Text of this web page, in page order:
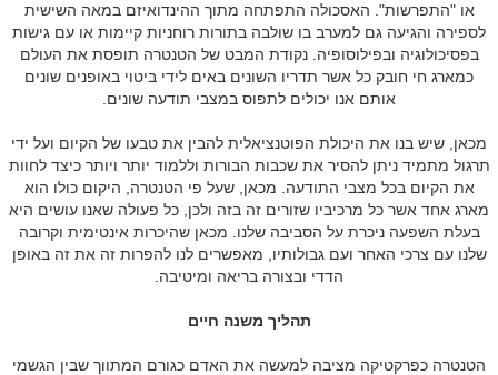
או "התפרשות". האסכולה התפתחה מתוך ההינדואיזם במאה השישית
לספירה והגיעה גם למערב בו שולבה בתורות רוחניות קיימות או עם גישות
בפסיכולוגיה ובפילוסופיה. נקודת המבט של הטנטרה תופסת את העולם
כמארג חי חובק כל אשר תדריו השונים באים לידי ביטוי באופנים שונים
אותם אנו יכולים לתפוס במצבי תודעה שונים.
מכאן, שיש בנו את היכולת הפוטנציאלית להבין את טבעו של הקיום ועל ידי
תרגול מתמיד ניתן להסיר את שכבות הבורות וללמוד יותר ויותר כיצד לחוות
את הקיום בכל מצבי התודעה. מכאן, שעל פי הטנטרה, היקום כולו הוא
מארג אחד אשר כל מרכיביו שזורים זה בזה ולכן, כל פעולה שאנו עושים היא
בעלת השפעה ניכרת על הסביבה שלנו. מכאן שהיכרות אינטימית וקרובה
שלנו עם צרכי האחר ועם גבולותיו, מאפשרים לנו להפרות זה את זה באופן
הדדי ובצורה בריאה ומיטיבה.
תהליך משנה חיים
הטנטרה כפרקטיקה מציבה למעשה את האדם כגורם המתווך שבין הגשמי